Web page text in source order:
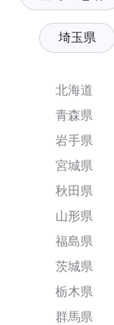
埼玉県
北海道
青森県
岩手県
宮城県
秋田県
山形県
福島県
茨城県
栃木県
群馬県